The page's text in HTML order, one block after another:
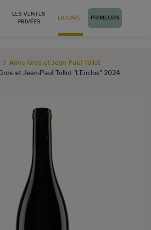
LES VENTES
PRIVÉES
LA CAVE PRIMEURS
Anne Gros et Jean-Paul Tollot
et Jean-Paul Tollot "L’Enclos" 2024